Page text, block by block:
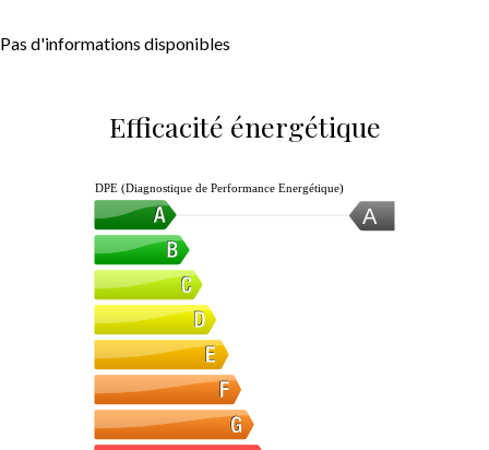
Pas d'informations disponibles
Efficacité énergétique
A
DPE (Diagnostique de Performance Energétique)